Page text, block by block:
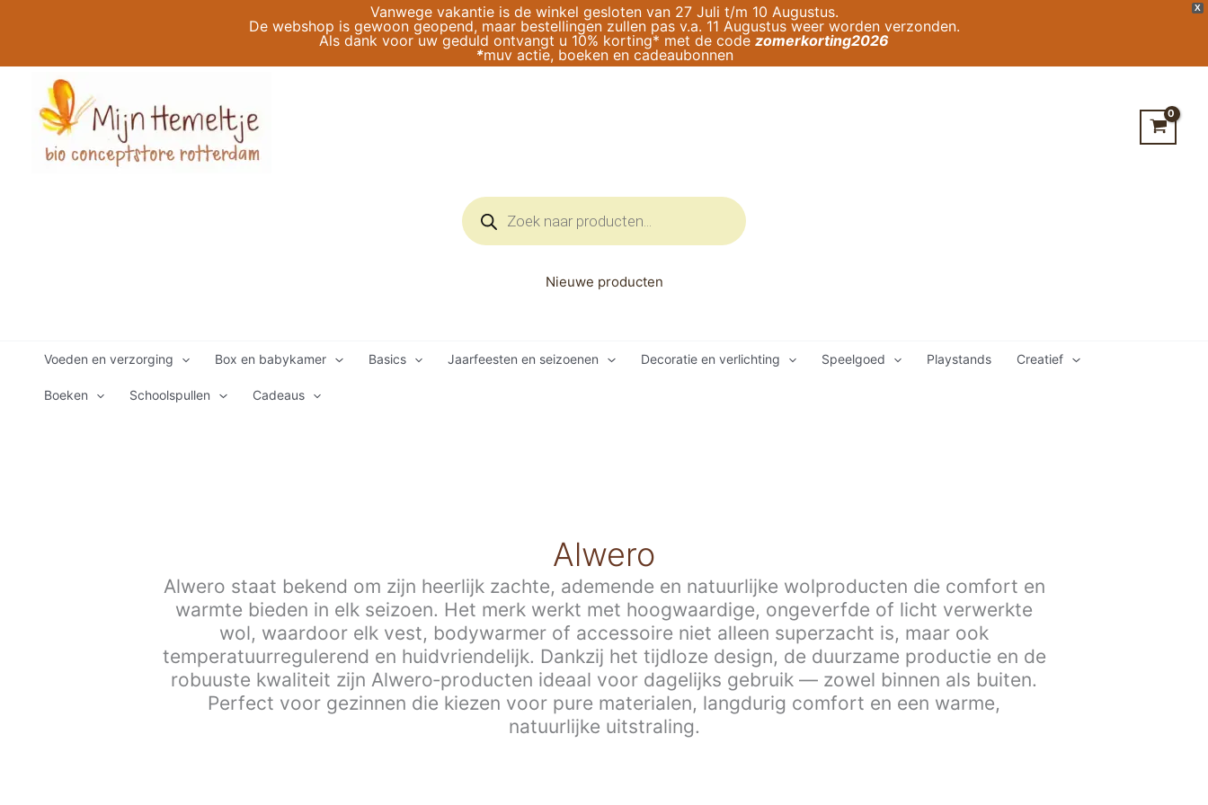
X
Vanwege vakantie is de winkel gesloten van 27 Juli t/m 10 Augustus.
De webshop is gewoon geopend, maar bestellingen zullen pas v.a. 11 Augustus weer worden verzonden.
Als dank voor uw geduld ontvangt u 10% korting* met de code zomerkorting2026
*muv actie, boeken en cadeaubonnen
Producten
zoeken
Nieuwe producten
Voeden en verzorging Box en babykamer Basics Jaarfeesten en seizoenen Decoratie en verlichting Speelgoed Playstands Creatief
Boeken Schoolspullen Cadeaus
Alwero
Alwero staat bekend om zijn heerlijk zachte, ademende en natuurlijke wolproducten die comfort en
warmte bieden in elk seizoen. Het merk werkt met hoogwaardige, ongeverfde of licht verwerkte
wol, waardoor elk vest, bodywarmer of accessoire niet alleen superzacht is, maar ook
temperatuurregulerend en huidvriendelijk. Dankzij het tijdloze design, de duurzame productie en de
robuuste kwaliteit zijn Alwero‑producten ideaal voor dagelijks gebruik — zowel binnen als buiten.
Perfect voor gezinnen die kiezen voor pure materialen, langdurig comfort en een warme,
natuurlijke uitstraling.